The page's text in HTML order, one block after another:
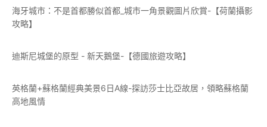
海牙城市：不是首都勝似首都_城市一角景觀圖片欣賞-【荷蘭攝影
攻略】
迪斯尼城堡的原型 - 新天鵝堡-【德國旅遊攻略】
英格蘭+蘇格蘭經典美景6日A線-探訪莎士比亞故居，領略蘇格蘭
高地風情